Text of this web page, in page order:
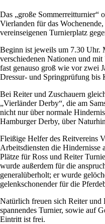
Das „große Sommerreitturnier“
Vierlanden für das
vereinseigenen Turnierplatz
Beginn ist jeweils um 7.30 Uhr.
verschiedenen Nationen und
fast genauso groß wie vor zwei
Dressur- und Springprüfung bis
Bei Reiter und Zuschauern
„Vierländer Derby“, die am
nicht nur über normale
Hamburger Derby, über
Fleißige Helfer des Reitvereins
Arbeitsdiensten die Hindernisse
Plätze für Ross und Reiter
wurde außerdem für die
generalüberholt; er wurde
gelenkschonender für die
Natürlich freuen sich Reiter
spannendes Turnier, sowie auf
Eintritt ist frei.